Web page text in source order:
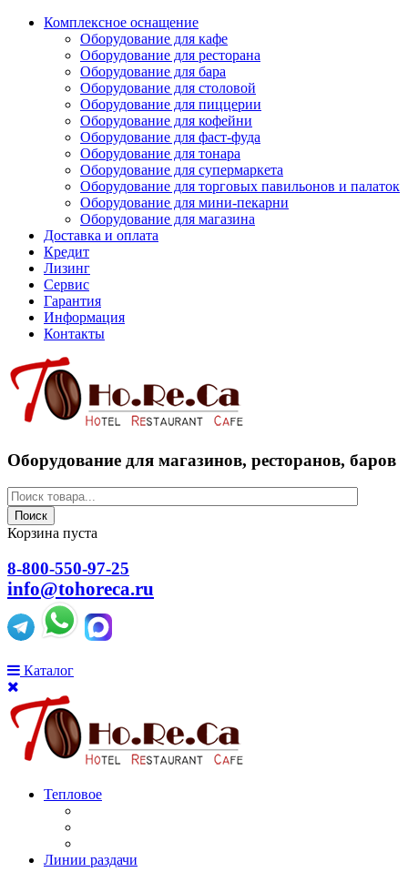
Комплексное оснащение
Оборудование для кафе
Оборудование для ресторана
Оборудование для бара
Оборудование для столовой
Оборудование для пиццерии
Оборудование для кофейни
Оборудование для фаст-фуда
Оборудование для тонара
Оборудование для супермаркета
Оборудование для торговых павильонов и палаток
Оборудование для мини-пекарни
Оборудование для магазина
Доставка и оплата
Кредит
Лизинг
Сервис
Гарантия
Информация
Контакты
Оборудование для магазинов, ресторанов, баров
Поиск
Корзина пуста
8-800-550-97-25
info@tohoreca.ru
Каталог
Тепловое
Линии раздачи